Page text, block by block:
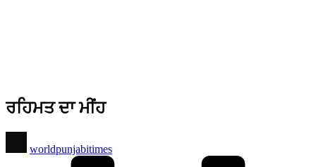
ਰਹਿਮਤ ਦਾ ਮੀਂਹ
worldpunjabitimes